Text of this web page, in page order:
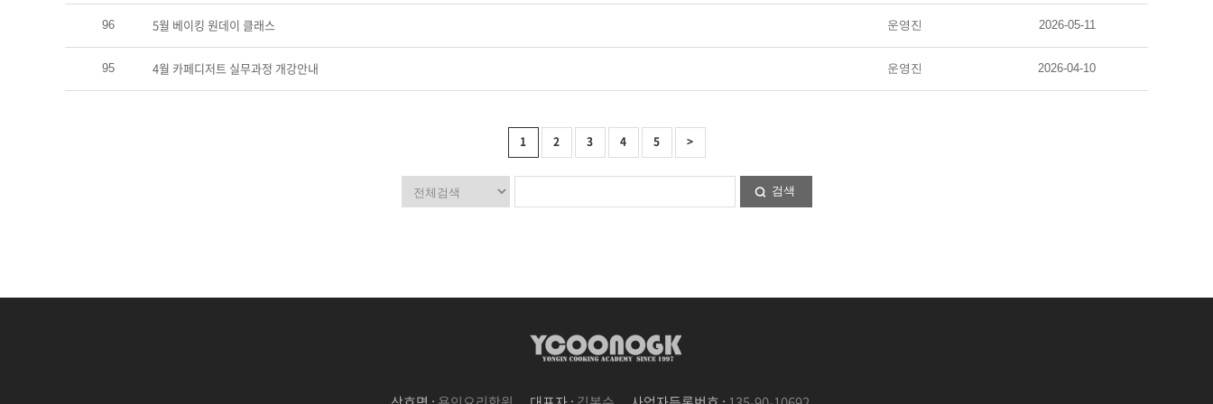
96 5월 베이킹 원데이 클래스 운영진 2026-05-11
95 4월 카페디저트 실무과정 개강안내 운영진 2026-04-10
1 2 3 4 5 >
검색